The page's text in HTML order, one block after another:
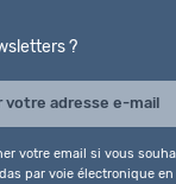
?
votre email si vous
par voie électronique